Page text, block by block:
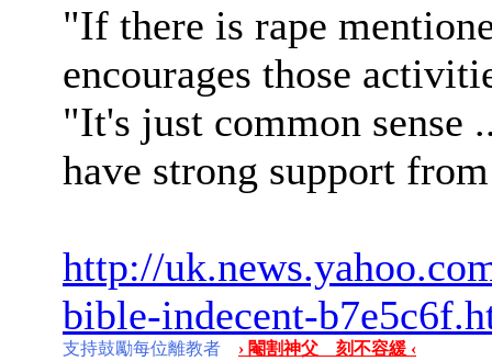
"If there is rape
encourages those
"It's just common
have strong support
http://
bible-indecent-
支持鼓勵每位離教者
› 閹割神父 刻不容緩 ‹